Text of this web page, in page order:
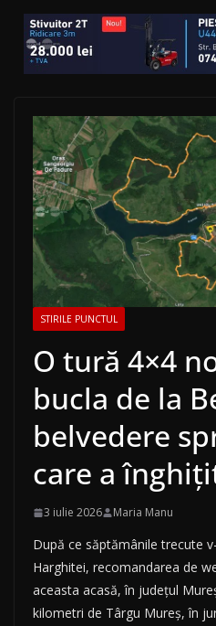
STIRILE PUNCTUL
O tură 4×4
bucla de la
belvedere
care a
3 iulie 2026 Maria Manu
După ce săptămânile trecute
Harghitei, recomandarea de
aceasta acasă, în județul
kilometri de Târgu Mureș, în